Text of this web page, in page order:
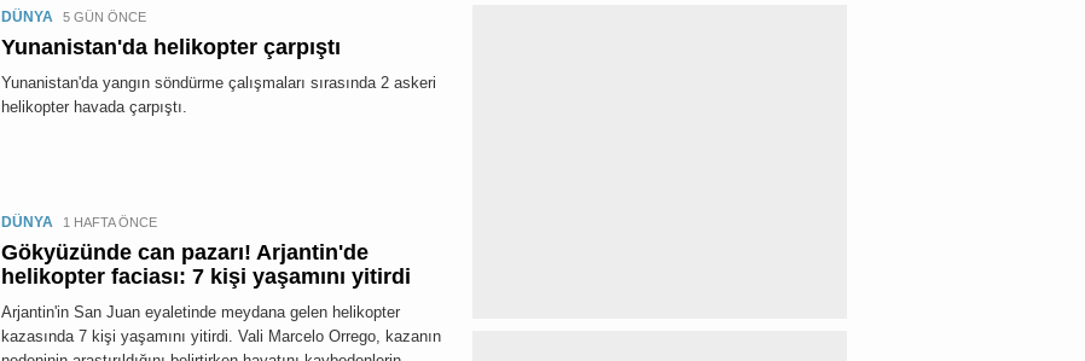
DÜNYA 5 GÜN ÖNCE
Yunanistan'da helikopter çarpıştı
Yunanistan'da yangın söndürme çalışmaları sırasında 2 askeri
helikopter havada çarpıştı.
DÜNYA 1 HAFTA ÖNCE
Gökyüzünde can pazarı! Arjantin'de
helikopter faciası: 7 kişi yaşamını yitirdi
Arjantin'in San Juan eyaletinde meydana gelen helikopter
kazasında 7 kişi yaşamını yitirdi. Vali Marcelo Orrego, kazanın